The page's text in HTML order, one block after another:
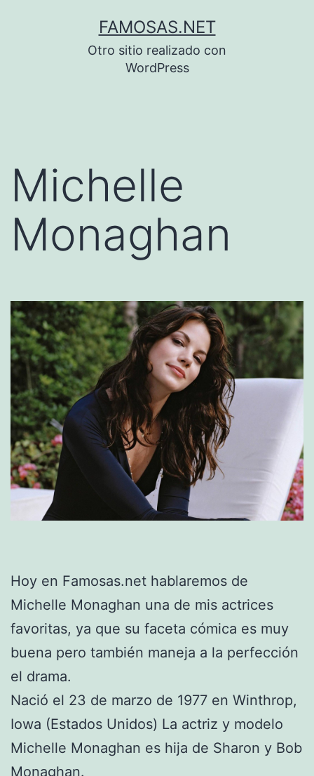
FAMOSAS.NET
Otro sitio realizado con
WordPress
Michelle
Monaghan
Hoy en Famosas.net hablaremos de
Michelle Monaghan una de mis actrices
favoritas, ya que su faceta cómica es muy
buena pero también maneja a la perfección
el drama.
Nació el 23 de marzo de 1977 en Winthrop,
Iowa (Estados Unidos) La actriz y modelo
Michelle Monaghan es hija de Sharon y Bob
Monaghan.